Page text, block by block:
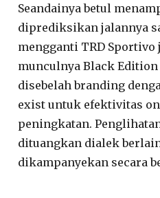
Seandainya betul
diprediksikan jalannya
mengganti TRD Sportivo
munculnya Black
disebelah branding
exist untuk efektivitas
peningkatan.
dituangkan dialek
dikampanyekan secara